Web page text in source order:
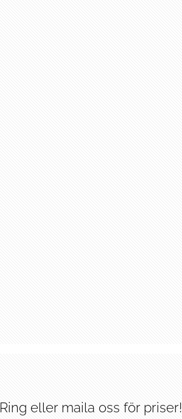
Ring eller maila oss för priser!